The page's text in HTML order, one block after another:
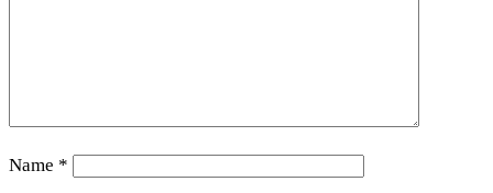
Name *